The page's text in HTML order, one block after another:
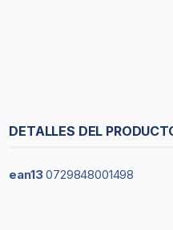
DETALLES DEL
ean13 0729848001498